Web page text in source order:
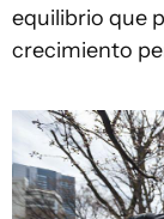
equilibrio que
crecimiento